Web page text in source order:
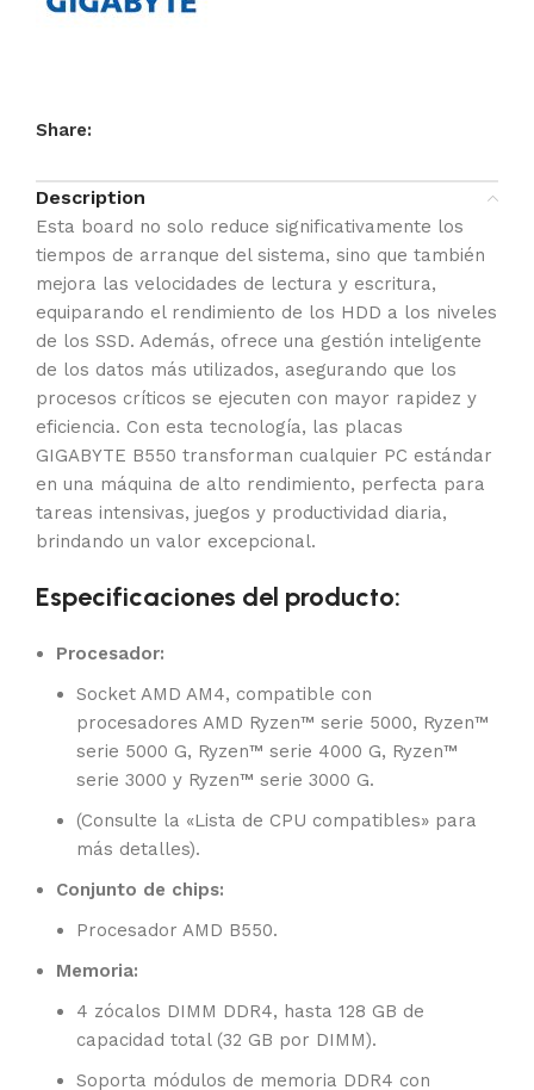
Share:
Description
Esta board no solo reduce significativamente los
tiempos de arranque del sistema, sino que también
mejora las velocidades de lectura y escritura,
equiparando el rendimiento de los HDD a los niveles
de los SSD. Además, ofrece una gestión inteligente
de los datos más utilizados, asegurando que los
procesos críticos se ejecuten con mayor rapidez y
eficiencia. Con esta tecnología, las placas
GIGABYTE B550 transforman cualquier PC estándar
en una máquina de alto rendimiento, perfecta para
tareas intensivas, juegos y productividad diaria,
brindando un valor excepcional.
Especificaciones del producto:
Procesador:
Socket AMD AM4, compatible con
procesadores AMD Ryzen™ serie 5000, Ryzen™
serie 5000 G, Ryzen™ serie 4000 G, Ryzen™
serie 3000 y Ryzen™ serie 3000 G.
(Consulte la «Lista de CPU compatibles» para
más detalles).
Conjunto de chips:
Procesador AMD B550.
Memoria:
4 zócalos DIMM DDR4, hasta 128 GB de
capacidad total (32 GB por DIMM).
Soporta módulos de memoria DDR4 con